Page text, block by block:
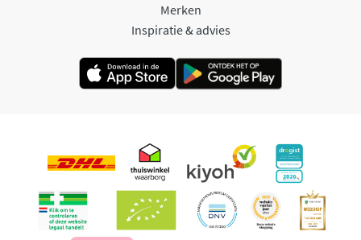
Merken
Inspiratie & advies